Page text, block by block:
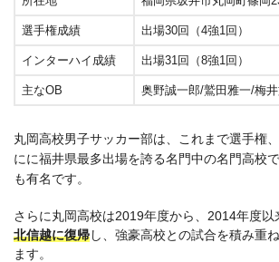
選手権成績 出場30回（4強1回）
インターハイ成績 出場31回（8強1回）
主なOB 奥野誠一郎/鷲田雅一/梅
丸岡高校男子サッカー部は、これまで選手権
にに福井県最多出場を誇る名門中の名門高校
も有名です。
さらに丸岡高校は2019年度から、2014年度以
北信越に復帰し、強豪高校との試合を積み重
ます。